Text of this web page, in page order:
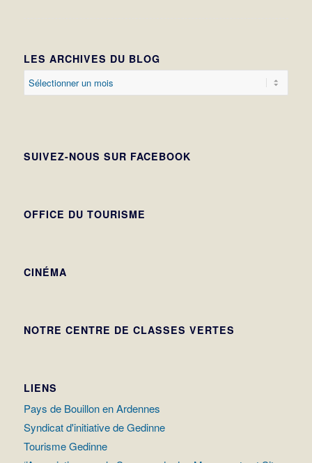
LES ARCHIVES DU BLOG
SUIVEZ-NOUS SUR FACEBOOK
OFFICE DU TOURISME
CINÉMA
NOTRE CENTRE DE CLASSES VERTES
LIENS
Pays de Bouillon en Ardennes
Syndicat d'initiative de Gedinne
Tourisme Gedinne